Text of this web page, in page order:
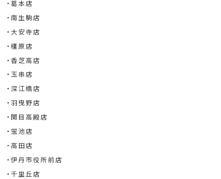
・葛本店
・南生駒店
・大安寺店
・橿原店
・香芝高店
・玉串店
・深江橋店
・羽曳野店
・関目高殿店
・蛍池店
・高田店
・伊丹市役所前店
・千里丘店